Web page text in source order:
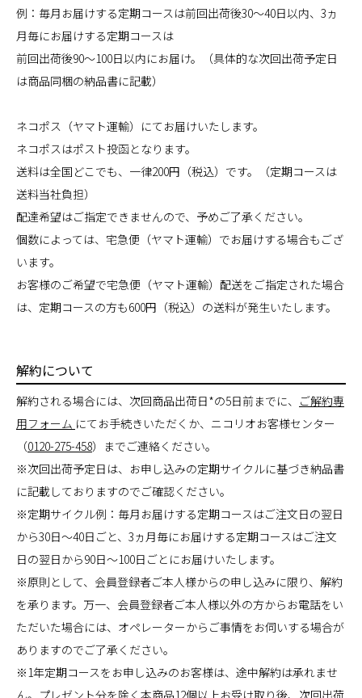
例：毎月お届けする定期コースは前回出荷後30～40日以内、3ヵ
月毎にお届けする定期コースは
前回出荷後90～100日以内にお届け。（具体的な次回出荷予定日
は商品同梱の納品書に記載）
ネコポス（ヤマト運輸）にてお届けいたします。
ネコポスはポスト投函となります。
送料は全国どこでも、一律200円（税込）です。（定期コースは
送料当社負担）
配達希望はご指定できませんので、予めご了承ください。
個数によっては、宅急便（ヤマト運輸）でお届けする場合もござ
います。
お客様のご希望で宅急便（ヤマト運輸）配送をご指定された場合
は、定期コースの方も600円（税込）の送料が発生いたします。
解約について
解約される場合には、次回商品出荷日*の5日前までに、 ご解約専
用フォーム にてお手続きいただくか、ニコリオお客様センター
（0120-275-458）までご連絡ください。
※次回出荷予定日は、お申し込みの定期サイクルに基づき納品書
に記載しておりますのでご確認ください。
※定期サイクル例：毎月お届けする定期コースはご注文日の翌日
から30日～40日ごと、3ヵ月毎にお届けする定期コースはご注文
日の翌日から90日～100日ごとにお届けいたします。
※原則として、会員登録者ご本人様からの申し込みに限り、解約
を承ります。万一、会員登録者ご本人様以外の方からお電話をい
ただいた場合には、オペレーターからご事情をお伺いする場合が
ありますのでご了承ください。
※1年定期コースをお申し込みのお客様は、途中解約は承れませ
ん。プレゼント分を除く本商品12個以上お受け取り後、次回出荷